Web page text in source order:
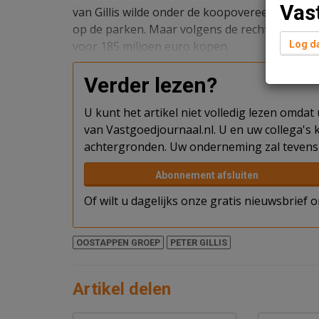
van Gillis wilde onder de koopovereenkomst
op de parken. Maar volgens de rechtbank
voor 185 miljoen euro kopen.
Verder lezen?
U kunt het artikel niet volledig lezen
van Vastgoedjournaal.nl. U en uw
achtergronden. Uw onderneming zal
Abonnement afsluiten
Of wilt u dagelijks onze gratis nieuwsbrief
OOSTAPPEN GROEP PETER GILLIS
Artikel delen
Log